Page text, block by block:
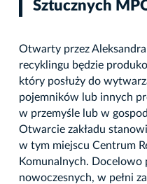
Sztucznych
Otwarty przez Aleksandra
recyklingu będzie
który posłuży do
pojemników lub innych
w przemyśle lub w
Otwarcie zakładu
w tym miejscu Centrum
Komunalnych. Docelowo
nowoczesnych, w pełni